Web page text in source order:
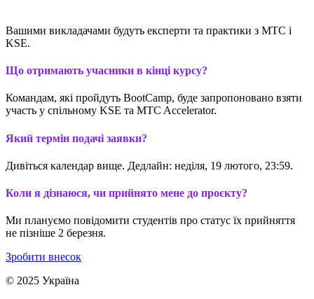
Вашими викладачами будуть експерти та практики з MTC і
KSE.
Що отримають учасники в кінці курсу?
Командам, які пройдуть BootCamp, буде запропоновано взяти
участь у спільному KSE та MTC Accelerator.
Який термін подачі заявки?
Дивіться календар вище. Дедлайн: неділя, 19 лютого, 23:59.
Коли я дізнаюся, чи прийнято мене до проєкту?
Ми плануємо повідомити студентів про статус їх прийняття
не пізніше 2 березня.
Зробити внесок
© 2025 Україна